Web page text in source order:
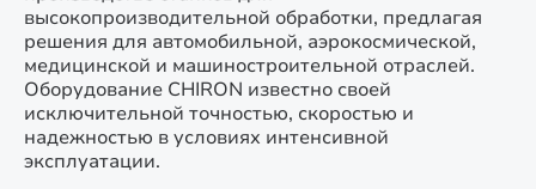
высокопроизводительной обработки, предлагая
решения для автомобильной, аэрокосмической,
медицинской и машиностроительной отраслей.
Оборудование CHIRON известно своей
исключительной точностью, скоростью и
надежностью в условиях интенсивной
эксплуатации.